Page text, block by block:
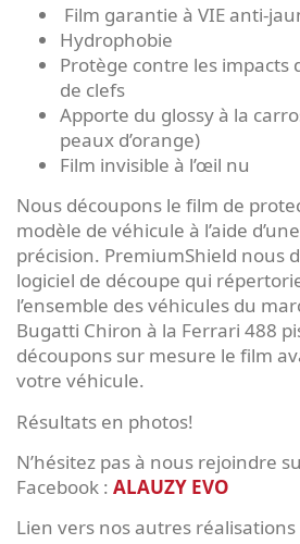
Film garantie à VIE anti-
Hydrophobie
Protège contre les impacts
de clefs
Apporte du glossy à la
peaux d’orange)
Film invisible à l’œil nu
Nous découpons le film de
modèle de véhicule à l’aide
précision. PremiumShield nous
logiciel de découpe qui
l’ensemble des véhicules du
Bugatti Chiron à la Ferrari 488
découpons sur mesure le film
votre véhicule.
Résultats en photos!
N’hésitez pas à nous rejoindre
Facebook : ALAUZY EVO
Lien vers nos autres réalisations